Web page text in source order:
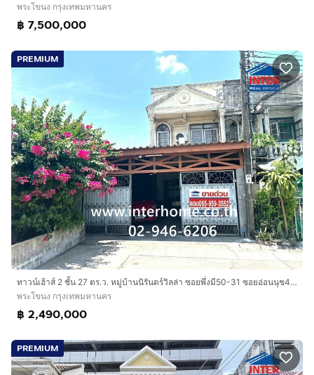
พระโขนง กรุงเทพมหานคร
฿ 7,500,000
PREMIUM
ทาวน์เฮ้าส์ 2 ชั้น 27 ตร.ว. หมู่บ้านนิรันดร์วิลล่า ซอยพึ่งมี50-31 ซอยอ่อนนุช44 ถนนสุขุมวิท77 ถนนศรีนครินทร์ เขตพระโขนง กรุงเทพมหานคร
พระโขนง กรุงเทพมหานคร
฿ 2,490,000
PREMIUM